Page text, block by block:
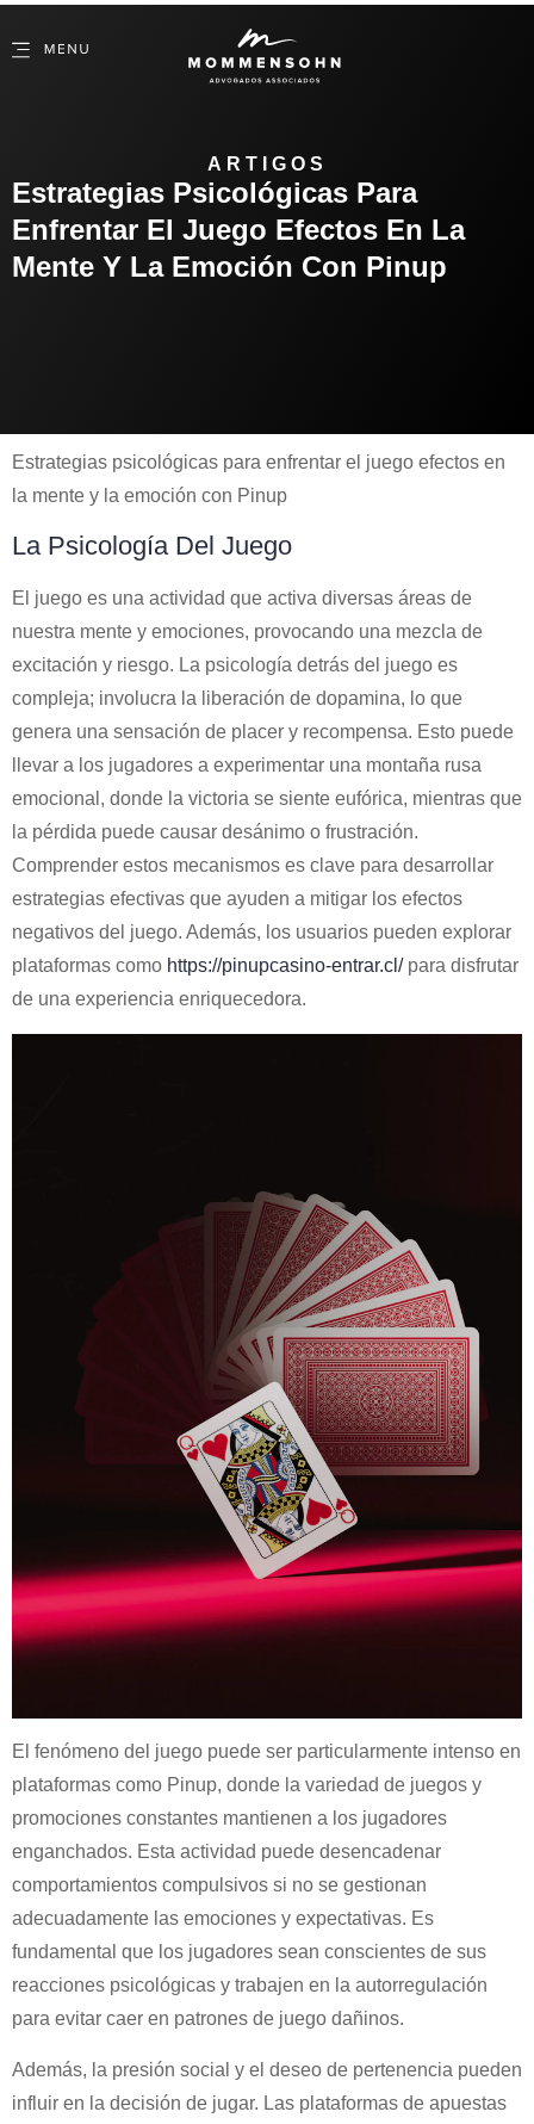
ARTIGOS
Estrategias Psicológicas Para
Enfrentar El Juego Efectos En La
Mente Y La Emoción Con Pinup
Estrategias psicológicas para enfrentar el juego efectos en
la mente y la emoción con Pinup
La Psicología Del Juego
El juego es una actividad que activa diversas áreas de
nuestra mente y emociones, provocando una mezcla de
excitación y riesgo. La psicología detrás del juego es
compleja; involucra la liberación de dopamina, lo que
genera una sensación de placer y recompensa. Esto puede
llevar a los jugadores a experimentar una montaña rusa
emocional, donde la victoria se siente eufórica, mientras que
la pérdida puede causar desánimo o frustración.
Comprender estos mecanismos es clave para desarrollar
estrategias efectivas que ayuden a mitigar los efectos
negativos del juego. Además, los usuarios pueden explorar
plataformas como https://pinupcasino-entrar.cl/para disfrutar
de una experiencia enriquecedora.
El fenómeno del juego puede ser particularmente intenso en
plataformas como Pinup, donde la variedad de juegos y
promociones constantes mantienen a los jugadores
enganchados. Esta actividad puede desencadenar
comportamientos compulsivos si no se gestionan
adecuadamente las emociones y expectativas. Es
fundamental que los jugadores sean conscientes de sus
reacciones psicológicas y trabajen en la autorregulación
para evitar caer en patrones de juego dañinos.
Además, la presión social y el deseo de pertenencia pueden
influir en la decisión de jugar. Las plataformas de apuestas